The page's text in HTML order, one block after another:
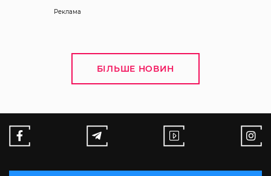
Реклама
БІЛЬШЕ НОВИН